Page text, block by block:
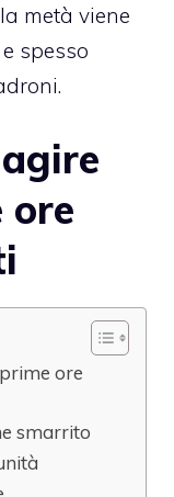
metà viene
spesso
ore
ore
smarrito